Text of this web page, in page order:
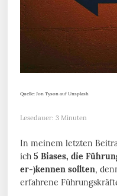
Quelle: Jon Tyson auf Unsplash
Lesedauer: 3 Minuten
In meinem letzten
ich5 Biases, die
er-)kennen sollten,
erfahrene